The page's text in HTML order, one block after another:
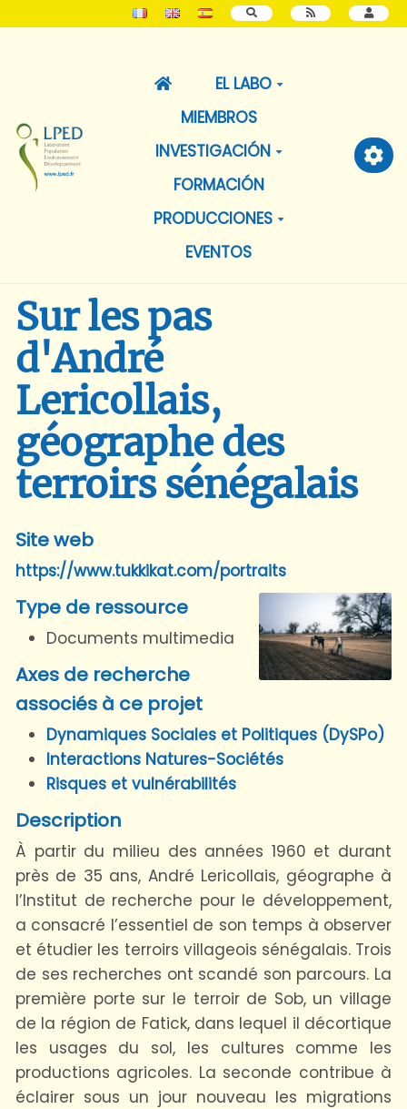
BUSCAR
EL LABO
MIEMBROS
INVESTIGACIÓN
FORMACIÓN
PRODUCCIONES
EVENTOS
Sur les pas
d'André
Lericollais,
géographe des
terroirs sénégalais
Site web
https://www.tukkikat.com/portraits
Type de ressource
Documents multimedia
Axes de recherche
associés à ce projet
Dynamiques Sociales et Politiques (DySPo)
Interactions Natures-Sociétés
Risques et vulnérabilités
Description
À partir du milieu des années 1960 et durant
près de 35 ans, André Lericollais, géographe à
l’Institut de recherche pour le développement,
a consacré l’essentiel de son temps à observer
et étudier les terroirs villageois sénégalais. Trois
de ses recherches ont scandé son parcours. La
première porte sur le terroir de Sob, un village
de la région de Fatick, dans lequel il décortique
les usages du sol, les cultures comme les
productions agricoles. La seconde contribue à
éclairer sous un jour nouveau les migrations